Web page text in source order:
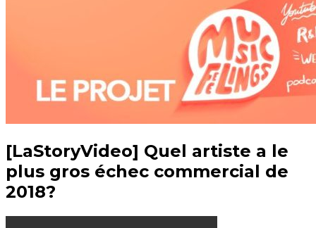
[LaStoryVideo] Quel artiste a le
plus gros échec commercial de
2018?